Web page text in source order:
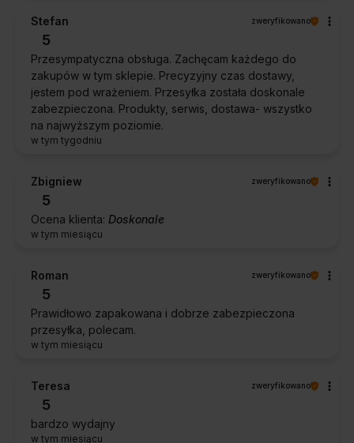
Stefan zweryfikowano
5
Przesympatyczna obsługa. Zachęcam każdego do
zakupów w tym sklepie. Precyzyjny czas dostawy,
jestem pod wrażeniem. Przesyłka została doskonale
zabezpieczona. Produkty, serwis, dostawa- wszystko
na najwyższym poziomie.
w tym tygodniu
Zbigniew zweryfikowano
5
Ocena klienta: Doskonale
w tym miesiącu
Roman zweryfikowano
5
Prawidłowo zapakowana i dobrze zabezpieczona
przesyłka, polecam.
w tym miesiącu
Teresa zweryfikowano
5
bardzo wydajny
w tym miesiącu